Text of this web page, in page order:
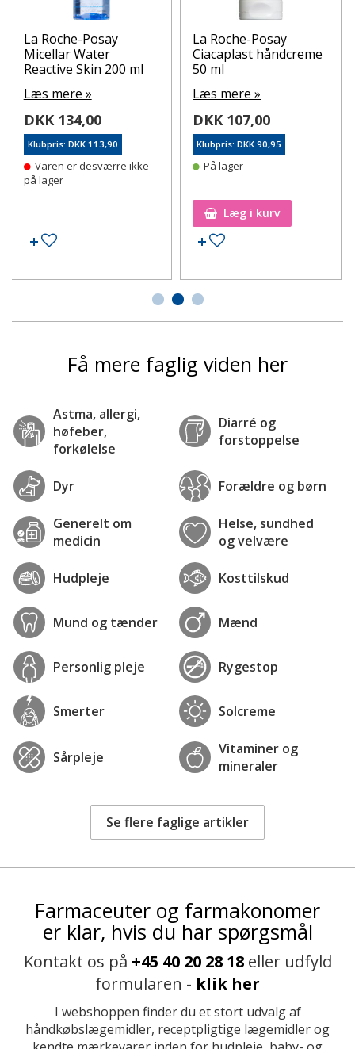
La Roche-Posay
Micellar Water
Reactive Skin 200 ml
Læs mere »
DKK 134,00
Klubpris: DKK 113,90
Varen er desværre ikke
på lager
Tilføj til ønskeseddel
La Roche-Posay
Ciacaplast håndcreme
50 ml
Læs mere »
DKK 107,00
Klubpris: DKK 90,95
På lager
Læg i kurv
Tilføj til ønskeseddel
Få mere faglig viden her
Astma, allergi,
høfeber,
forkølelse
Diarré og
forstoppelse
Dyr Forældre og børn
Generelt om
medicin
Helse, sundhed
og velvære
Hudpleje Kosttilskud
Mund og tænder Mænd
Personlig pleje Rygestop
Smerter Solcreme
Sårpleje
Vitaminer og
mineraler
Se flere faglige artikler
Farmaceuter og farmakonomer
er klar, hvis du har spørgsmål
Kontakt os på +45 40 20 28 18eller udfyld
formularen - klik her
I webshoppen finder du et stort udvalg af
håndkøbslægemidler, receptpligtige lægemidler og